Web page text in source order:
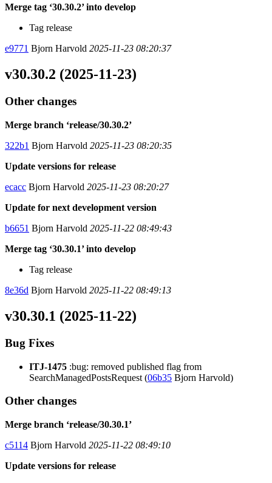
Merge tag ‘30.30.2’ into develop
Tag release
e9771 Bjorn Harvold 2025-11-23 08:20:37
v30.30.2 (2025-11-23)
Other changes
Merge branch ‘release/30.30.2’
322b1 Bjorn Harvold 2025-11-23 08:20:35
Update versions for release
ecacc Bjorn Harvold 2025-11-23 08:20:27
Update for next development version
b6651 Bjorn Harvold 2025-11-22 08:49:43
Merge tag ‘30.30.1’ into develop
Tag release
8e36d Bjorn Harvold 2025-11-22 08:49:13
v30.30.1 (2025-11-22)
Bug Fixes
ITJ-1475 :bug: removed published flag from
SearchManagedPostsRequest (06b35 Bjorn Harvold)
Other changes
Merge branch ‘release/30.30.1’
c5114 Bjorn Harvold 2025-11-22 08:49:10
Update versions for release